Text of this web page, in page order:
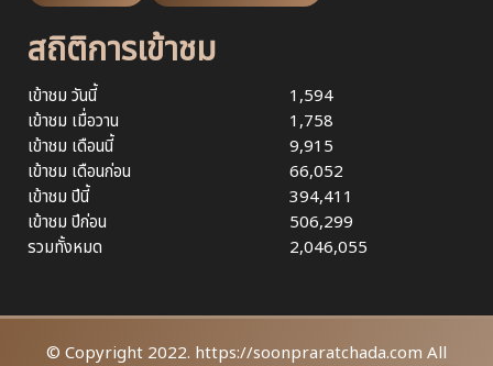
สถิติการเข้าชม
เข้าชม วันนี้
1,594
เข้าชม เมื่อวาน
1,758
เข้าชม เดือนนี้
9,915
เข้าชม เดือนก่อน
66,052
เข้าชม ปีนี้
394,411
เข้าชม ปีก่อน
506,299
รวมทั้งหมด
2,046,055
© Copyright 2022. https://soonpraratchada.com All